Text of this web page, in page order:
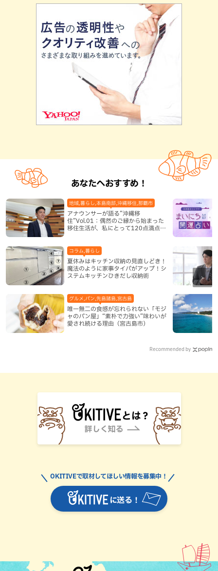
あなたへおすすめ！
アナウンサーが語る”沖縄移
住”Vol.01：偶然のご縁から始まった
移住生活が、私にとって120点満点に
地域,暮らし,本島南部,沖縄移住,那覇市
夏休みはキッチン収納の見直しどき！
魔法のように家事タイパがアップ！シ
ステムキッチンひきだし収納術
コラム,暮らし
唯一無二の食感が忘れられない「モジ
ャのパン屋」“素朴で力強い”味わいが
愛され続ける理由（宮古島市）
グルメ,パン,先島諸島,宮古島
Recommended by
に送る！
OKITIVEで取材してほしい情報を募集中！